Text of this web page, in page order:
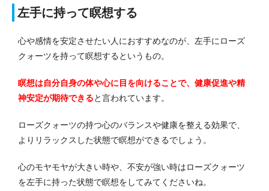
左手に持って瞑想する
心や感情を安定させたい人におすすめなのが、左手にローズ
クォーツを持って瞑想するというもの。
瞑想は自分自身の体や心に目を向けることで、健康促進や精
神安定が期待できると言われています。
ローズクォーツの持つ心のバランスや健康を整える効果で、
よりリラックスした状態で瞑想ができるでしょう。
心のモヤモヤが大きい時や、不安が強い時はローズクォーツ
を左手に持った状態で瞑想をしてみてくださいね。